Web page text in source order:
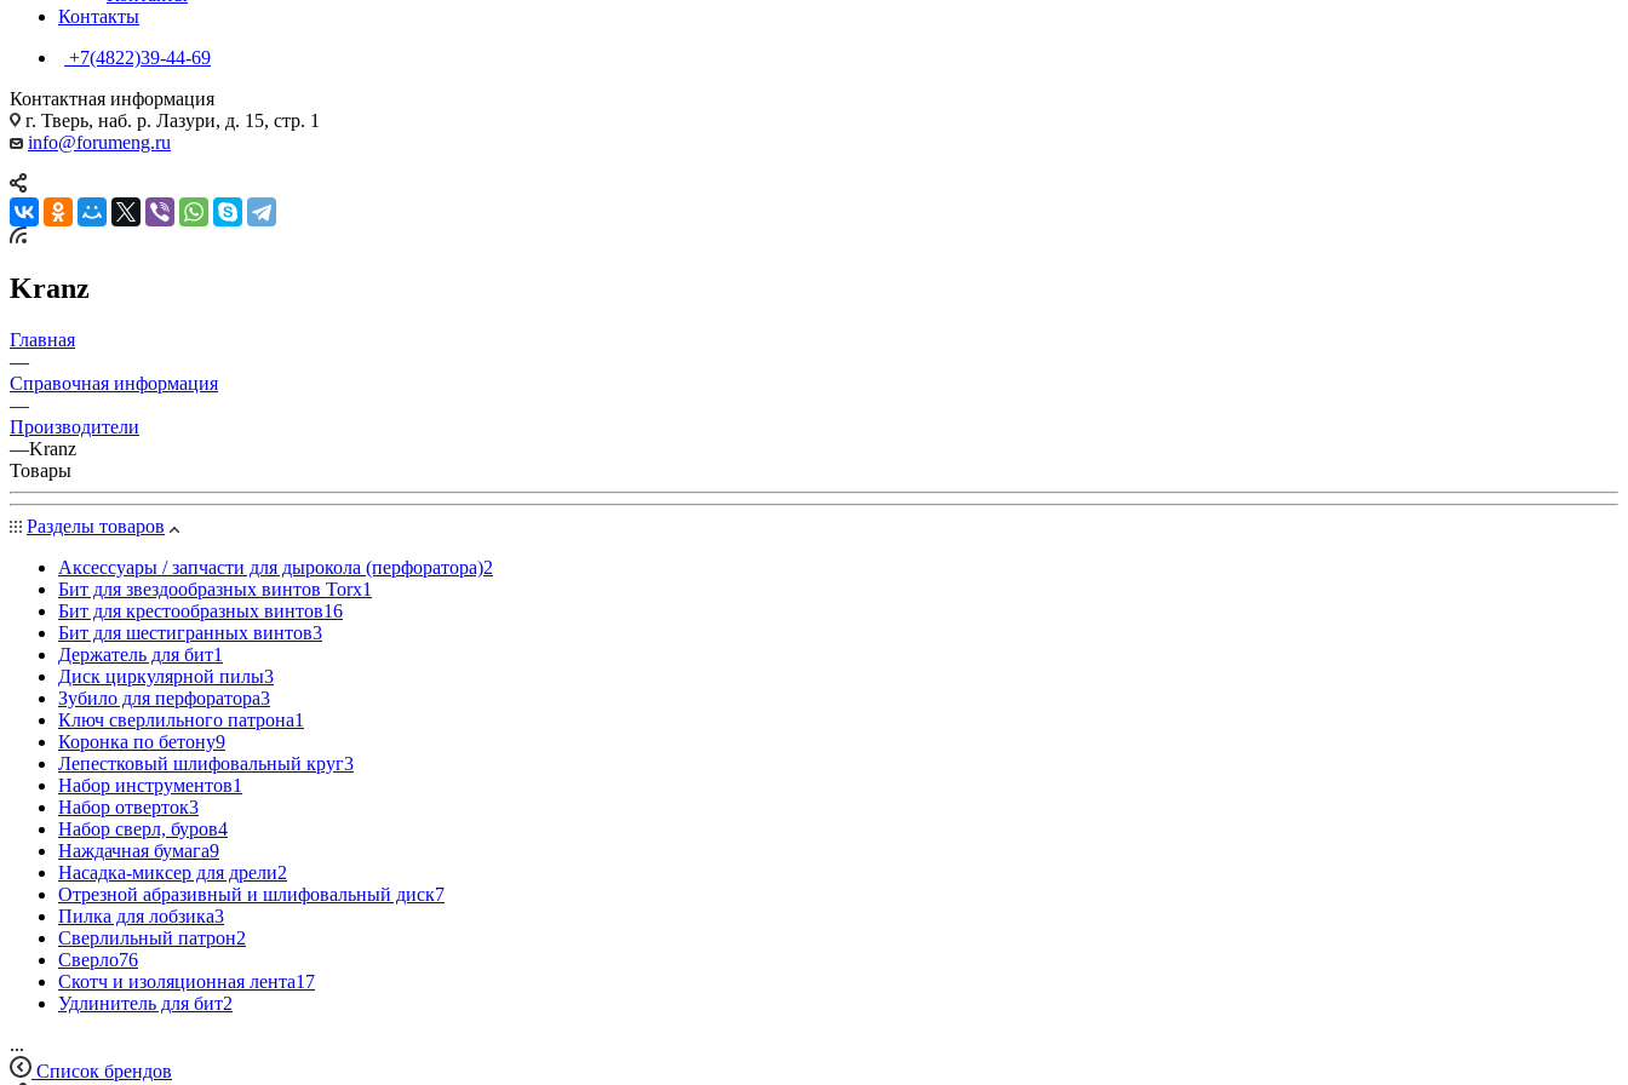
Контакты
+7(4822)39-44-69
Контактная информация
г. Тверь, наб. р. Лазури, д. 15, стр. 1
info@forumeng.ru
Kranz
Главная
—
Справочная информация
—
Производители
—Kranz
Товары
Разделы товаров
Аксессуары / запчасти для дырокола (перфоратора)2
Бит для звездообразных винтов Torx1
Бит для крестообразных винтов16
Бит для шестигранных винтов3
Держатель для бит1
Диск циркулярной пилы3
Зубило для перфоратора3
Ключ сверлильного патрона1
Коронка по бетону9
Лепестковый шлифовальный круг3
Набор инструментов1
Набор отверток3
Набор сверл, буров4
Наждачная бумага9
Насадка-миксер для дрели2
Отрезной абразивный и шлифовальный диск7
Пилка для лобзика3
Сверлильный патрон2
Сверло76
Скотч и изоляционная лента17
Удлинитель для бит2
...
Список брендов